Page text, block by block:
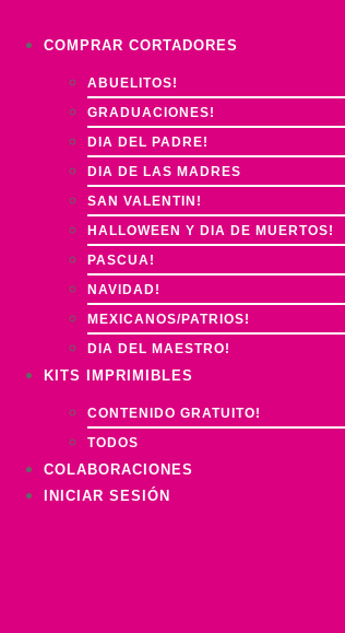
COMPRAR CORTADORES
ABUELITOS!
GRADUACIONES!
DIA DEL PADRE!
DIA DE LAS MADRES
SAN VALENTIN!
HALLOWEEN Y DIA DE MUERTOS!
PASCUA!
NAVIDAD!
MEXICANOS/PATRIOS!
DIA DEL MAESTRO!
KITS IMPRIMIBLES
CONTENIDO GRATUITO!
TODOS
COLABORACIONES
INICIAR SESIÓN